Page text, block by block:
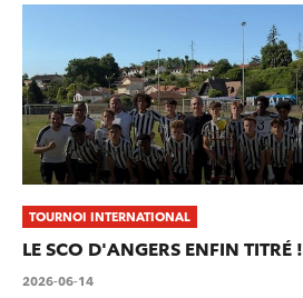
TOURNOI INTERNATIONAL
LE SCO D'ANGERS ENFIN TITRÉ !
2026-06-14